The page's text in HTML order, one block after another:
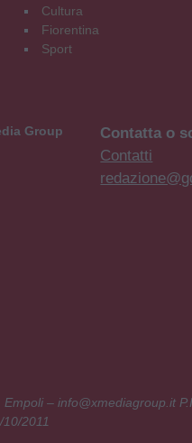
Cultura
Fiorentina
Sport
Group
Contatta o
Contatti
– info@xmediagroup.it
2011